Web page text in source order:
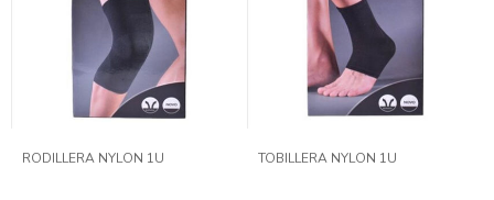
RODILLERA NYLON 1U TOBILLERA NYLON 1U